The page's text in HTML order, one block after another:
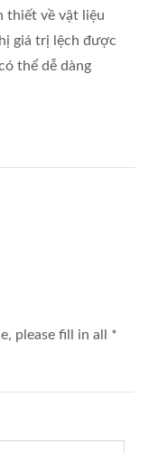
thiết về vật liệu
giá trị lệch được
thể dễ dàng